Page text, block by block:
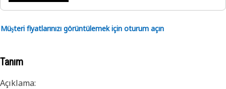
Müşteri fiyatlarınızı görüntülemek için oturum açın
Tanım
Açıklama: